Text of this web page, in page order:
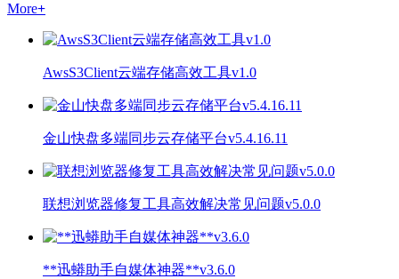
More+
AwsS3Client云端存储高效工具v1.0
金山快盘多端同步云存储平台v5.4.16.11
联想浏览器修复工具高效解决常见问题v5.0.0
**迅蟒助手自媒体神器**v3.6.0